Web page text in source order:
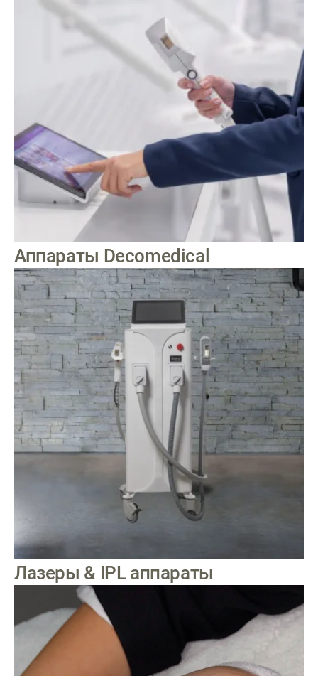
Аппараты Decomedical
Лазеры & IPL аппараты